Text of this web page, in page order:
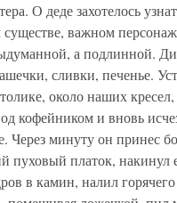
О деде захотелось
важном
а подлинной.
сливки, печенье.
около наших
кофейником и вновь
Через минуту он принес
пуховый платок, накинул
в камин, налил